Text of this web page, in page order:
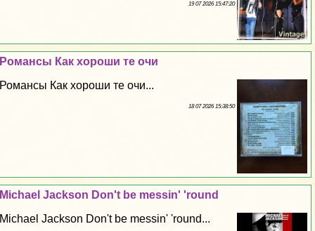
19 07 2026 15:47:20
Романсы Как хороши те очи
Романсы Как хороши те очи...
18 07 2026 15:38:50
Michael Jackson Don't be messin' 'round
Michael Jackson Don't be messin' 'round...